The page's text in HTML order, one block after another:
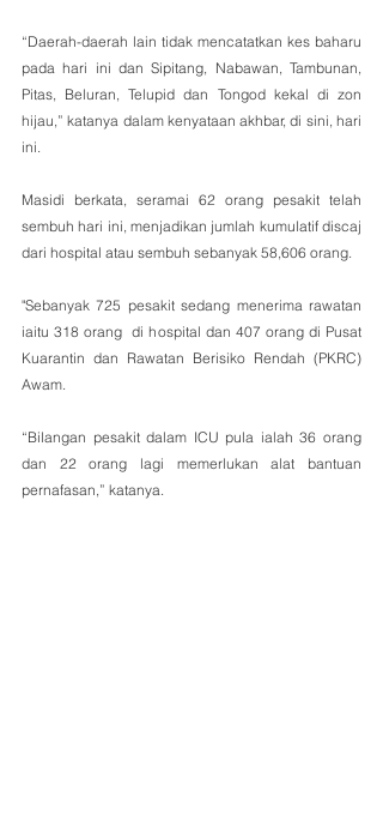
“Daerah-daerah lain tidak mencatatkan kes baharu
pada hari ini dan Sipitang, Nabawan, Tambunan,
Pitas, Beluran, Telupid dan Tongod kekal di zon
hijau,” katanya dalam kenyataan akhbar, di sini, hari
ini.
Masidi berkata, seramai 62 orang pesakit telah
sembuh hari ini, menjadikan jumlah kumulatif discaj
"Sebanyak 725 pesakit sedang menerima rawatan
iaitu 318 orang  di hospital dan 407 orang di Pusat
Kuarantin dan Rawatan Berisiko Rendah (PKRC)
Awam.
“Bilangan pesakit dalam ICU pula ialah 36 orang
dan 22 orang lagi memerlukan alat bantuan
pernafasan,” katanya.